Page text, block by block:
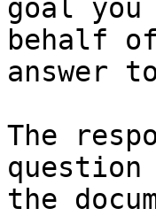
goal
behalf
answer
The
question
the